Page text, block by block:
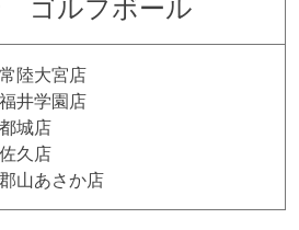
ゴルフボール
大宮店
学園店
店
店
あさか店